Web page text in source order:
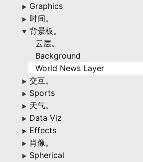
▶ Graphics
▶ 时间。
▶
背景板。
云层。
Background
World News Layer
▶ 交互。
▶ Sports
▶ 天气。
▶ Data Viz
▶ Effects
▶ 肖像。
▶ Spherical